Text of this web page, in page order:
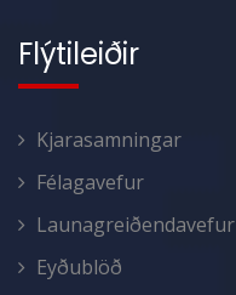
Flýtileiðir
Kjarasamningar
Félagavefur
Launagreiðendavefur
Eyðublöð